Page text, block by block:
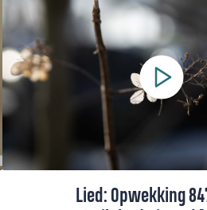
Lied: Opwekking